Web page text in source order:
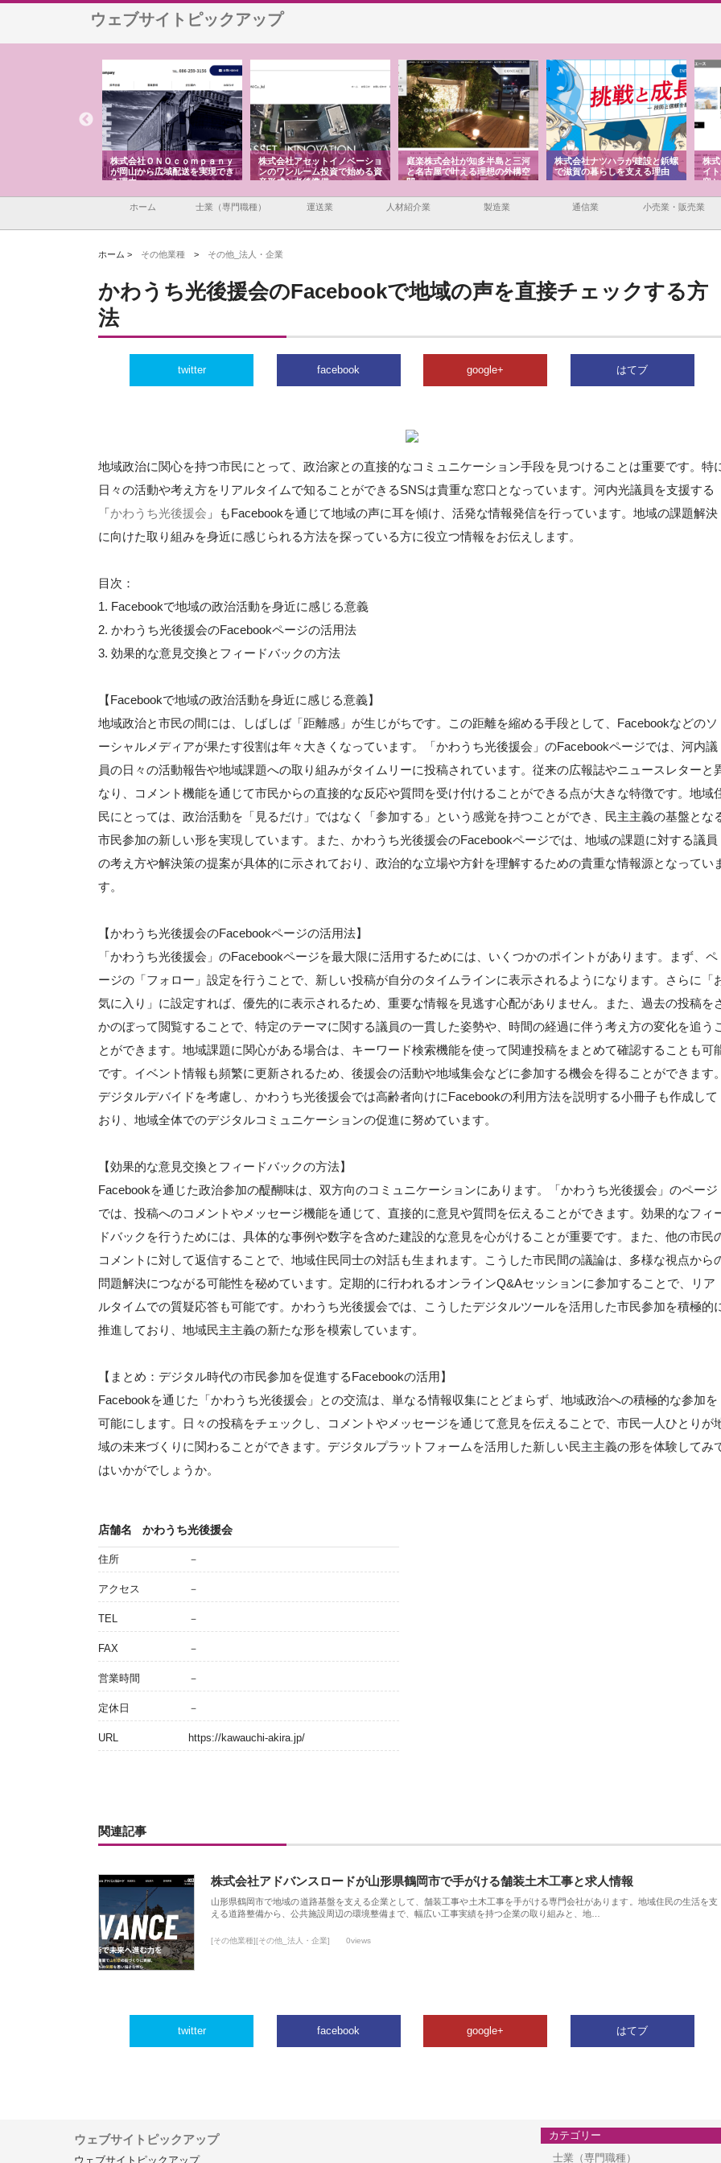
ウェブサイトピックアップ
株式会社ＯＮＯｃｏｍｐａｎｙ
が岡山から広域配送を実現でき
る理由
株式会社アセットイノベーショ
ンのワンルーム投資で始める資
産形成と老後準備
庭楽株式会社が知多半島と三河
と名古屋で叶える理想の外構空
間
株式会社ナツハラが建設と鋲螺
で滋賀の暮らしを支える理由
株
イ
容
ホーム 士業（専門職種） 運送業 人材紹介業 製造業 通信業 小売業・販売業
ホーム > その他業種 > その他_法人・企業
かわうち光後援会のFacebookで地域の声を直接チェックする方
法
twitter facebook google+ はてブ
地域政治に関心を持つ市民にとって、政治家との直接的なコミュニケーション手段を見つけることは重要です。特
日々の活動や考え方をリアルタイムで知ることができるSNSは貴重な窓口となっています。河内光議員を支援する
「かわうち光後援会 」もFacebookを通じて地域の声に耳を傾け、活発な情報発信を行っています。地域の課題解決
に向けた取り組みを身近に感じられる方法を探っている方に役立つ情報をお伝えします。
目次：
1. Facebookで地域の政治活動を身近に感じる意義
2. かわうち光後援会のFacebookページの活用法
3. 効果的な意見交換とフィードバックの方法
【Facebookで地域の政治活動を身近に感じる意義】
地域政治と市民の間には、しばしば「距離感」が生じがちです。この距離を縮める手段として、Facebookなどのソ
ーシャルメディアが果たす役割は年々大きくなっています。「かわうち光後援会」のFacebookページでは、河内議
員の日々の活動報告や地域課題への取り組みがタイムリーに投稿されています。従来の広報誌やニュースレターと
なり、コメント機能を通じて市民からの直接的な反応や質問を受け付けることができる点が大きな特徴です。地域
民にとっては、政治活動を「見るだけ」ではなく「参加する」という感覚を持つことができ、民主主義の基盤とな
市民参加の新しい形を実現しています。また、かわうち光後援会のFacebookページでは、地域の課題に対する議員
の考え方や解決策の提案が具体的に示されており、政治的な立場や方針を理解するための貴重な情報源となってい
す。
【かわうち光後援会のFacebookページの活用法】
「かわうち光後援会」のFacebookページを最大限に活用するためには、いくつかのポイントがあります。まず、ペ
ージの「フォロー」設定を行うことで、新しい投稿が自分のタイムラインに表示されるようになります。さらに「
気に入り」に設定すれば、優先的に表示されるため、重要な情報を見逃す心配がありません。また、過去の投稿を
かのぼって閲覧することで、特定のテーマに関する議員の一貫した姿勢や、時間の経過に伴う考え方の変化を追う
とができます。地域課題に関心がある場合は、キーワード検索機能を使って関連投稿をまとめて確認することも可
です。イベント情報も頻繁に更新されるため、後援会の活動や地域集会などに参加する機会を得ることができます。
デジタルデバイドを考慮し、かわうち光後援会では高齢者向けにFacebookの利用方法を説明する小冊子も作成して
おり、地域全体でのデジタルコミュニケーションの促進に努めています。
【効果的な意見交換とフィードバックの方法】
Facebookを通じた政治参加の醍醐味は、双方向のコミュニケーションにあります。「かわうち光後援会」のページ
では、投稿へのコメントやメッセージ機能を通じて、直接的に意見や質問を伝えることができます。効果的なフィ
ドバックを行うためには、具体的な事例や数字を含めた建設的な意見を心がけることが重要です。また、他の市民
コメントに対して返信することで、地域住民同士の対話も生まれます。こうした市民間の議論は、多様な視点から
問題解決につながる可能性を秘めています。定期的に行われるオンラインQ&Aセッションに参加することで、リア
ルタイムでの質疑応答も可能です。かわうち光後援会では、こうしたデジタルツールを活用した市民参加を積極的
推進しており、地域民主主義の新たな形を模索しています。
【まとめ：デジタル時代の市民参加を促進するFacebookの活用】
Facebookを通じた「かわうち光後援会」との交流は、単なる情報収集にとどまらず、地域政治への積極的な参加を
可能にします。日々の投稿をチェックし、コメントやメッセージを通じて意見を伝えることで、市民一人ひとりが
域の未来づくりに関わることができます。デジタルプラットフォームを活用した新しい民主主義の形を体験してみ
はいかがでしょうか。
店舗名 かわうち光後援会
住所 －
アクセス －
TEL －
FAX －
営業時間 －
定休日 －
URL https://kawauchi-akira.jp/
関連記事
株式会社アドバンスロードが山形県鶴岡市で手がける舗装土木工事と求人情報
山形県鶴岡市で地域の道路基盤を支える企業として、舗装工事や土木工事を手がける専門会社があります。地域住民の生活を支
える道路整備から、公共施設周辺の環境整備まで、幅広い工事実績を持つ企業の取り組みと、地…
[その他業種][その他_法人・企業] 0views
twitter facebook google+ はてブ
ウェブサイトピックアップ
ウェブサイトピックアップ
カテゴリー
士業（専門職種）